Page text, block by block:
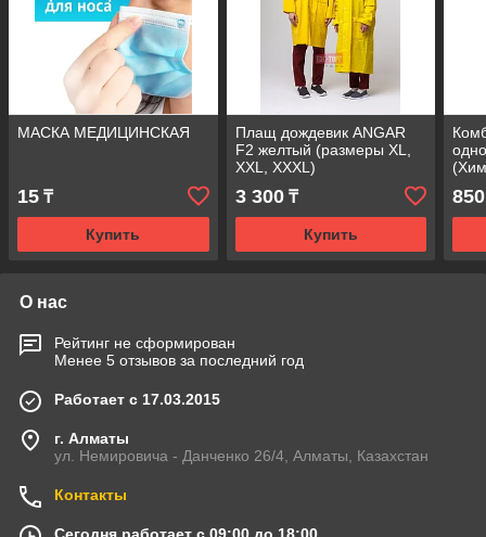
МАСКА МЕДИЦИНСКАЯ
15 ₸
Купить
Плащ дождевик ANGAR
F2 желтый (размеры XL,
XXL, XXXL)
3 300₸
Купить
850
О нас
Рейтинг не сформирован
Менее 5 отзывов за последний год
Работает с 17.03.2015
г. Алматы
ул. Немировича - Данченко 26/4, Алматы, Казахстан
Контакты